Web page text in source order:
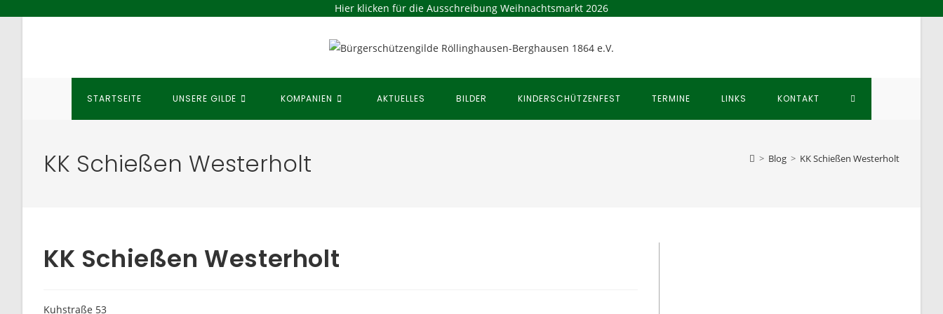
Hier klicken für die Ausschreibung Weihnachtsmarkt 2026
STARTSEITE UNSERE GILDE KOMPANIEN AKTUELLES BILDER KINDERSCHÜTZENFEST TERMINE LINKS KONTAKT WEBSITE-
KK Schießen Westerholt > Blog > KK Schießen Westerholt
KK Schießen Westerholt
Kuhstraße 53